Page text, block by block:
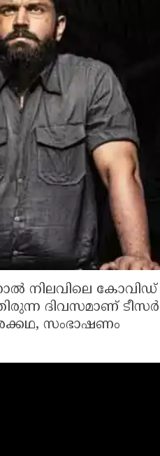
നിലവിലെ കോവിഡ്
ദിവസമാണ് ടീസര്‍
സംഭാഷണം